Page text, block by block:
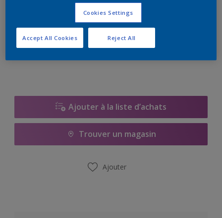
Quantité
Ajouter à la liste d’achats
Trouver un magasin
Ajouter
Cookies Settings
Reject All
Accept All Cookies